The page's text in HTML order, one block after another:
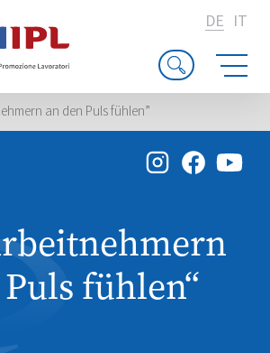
DE IT
an den Puls fühlen”
fühlen“